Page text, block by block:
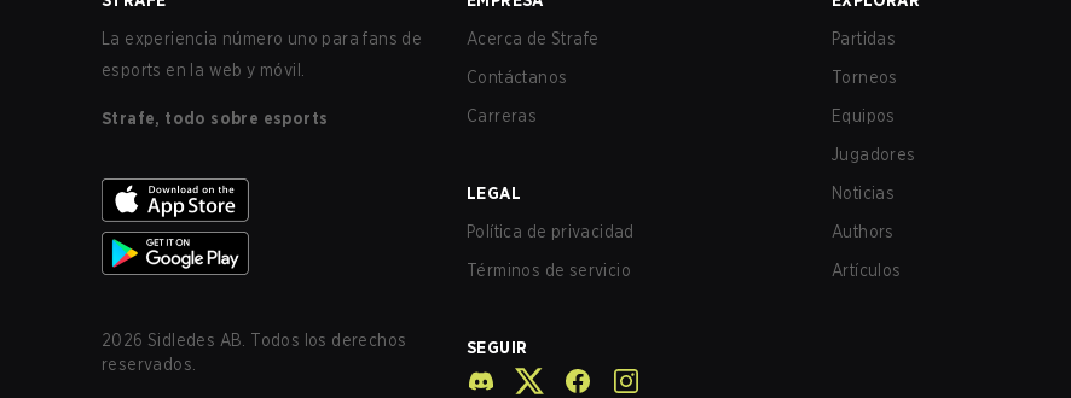
La experiencia número uno para fans de
esports en la web y móvil.
Strafe, todo sobre esports
2026 Sidledes AB. Todos los derechos
reservados.
Acerca de Strafe
Contáctanos
Carreras
LEGAL
Política de privacidad
Términos de servicio
SEGUIR
Partidas
Torneos
Equipos
Jugadores
Noticias
Authors
Artículos